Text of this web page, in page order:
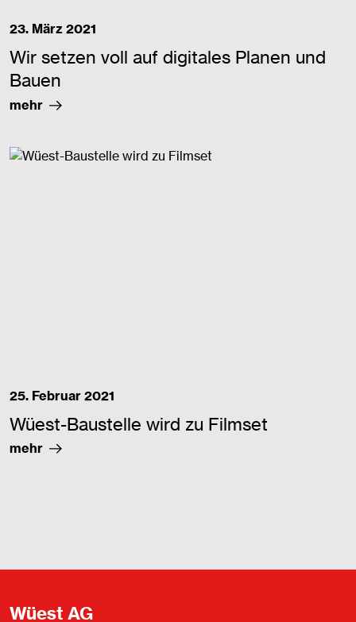
23. März 2021
Wir setzen voll auf digitales Planen und
Bauen
mehr
25. Februar 2021
Wüest-Baustelle wird zu Filmset
mehr
Wüest AG